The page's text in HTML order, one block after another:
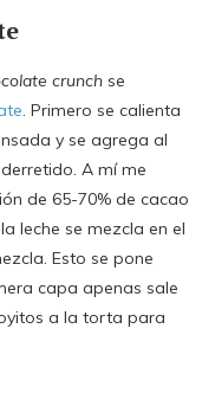
crunch se
. Primero se calienta
y se agrega al
A mí me
de 65-70% de cacao
leche se mezcla en el
Esto se pone
capa apenas sale
a la torta para